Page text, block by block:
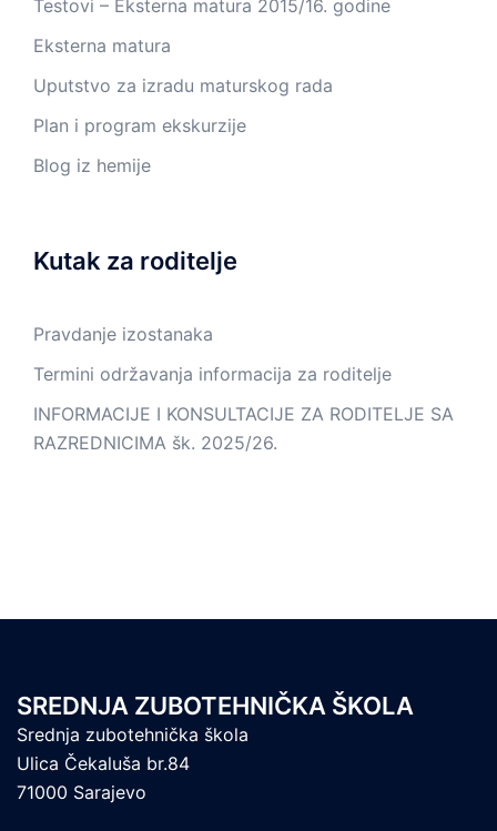
Testovi – Eksterna matura 2015/16. godine
Eksterna matura
Uputstvo za izradu maturskog rada
Plan i program ekskurzije
Blog iz hemije
Kutak za roditelje
Pravdanje izostanaka
Termini održavanja informacija za roditelje
INFORMACIJE I KONSULTACIJE ZA RODITELJE SA
RAZREDNICIMA šk. 2025/26.
SREDNJA ZUBOTEHNIČKA ŠKOLA
Srednja zubotehnička škola
Ulica Čekaluša br.84
71000 Sarajevo